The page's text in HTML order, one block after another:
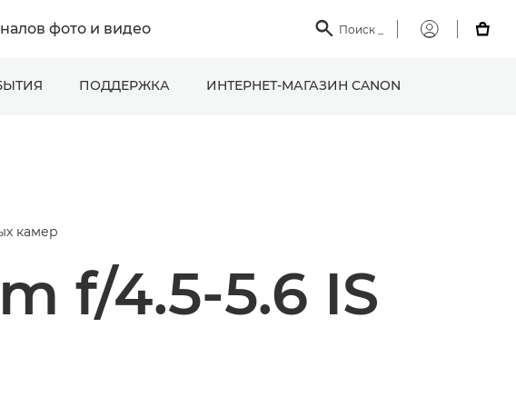
фото и видео  Поиск
Мой

ПОДДЕРЖКА ИНТЕРНЕТ-МАГАЗИН CANON
камер
f/4.5-5.6 IS